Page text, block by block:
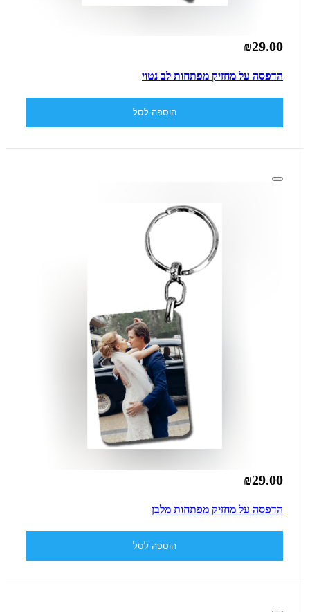
₪29.00
הדפסה על מחזיק מפתחות לב נטוי
הוספה לסל
₪29.00
הדפסה על מחזיק מפתחות מלבן
הוספה לסל